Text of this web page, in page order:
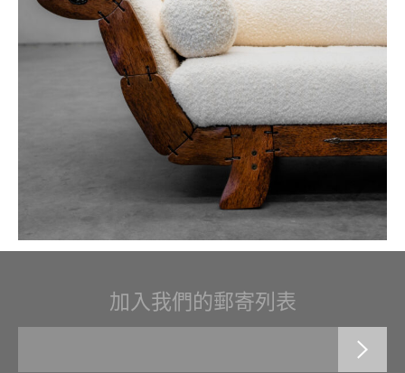
加入我們的郵寄列表